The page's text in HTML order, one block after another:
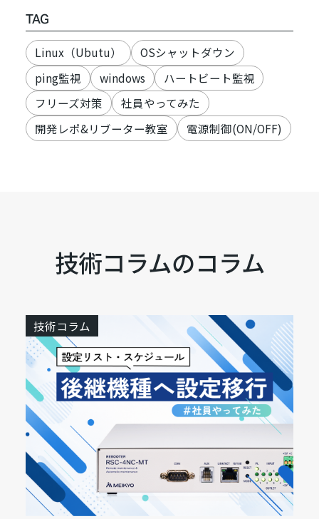
TAG
Linux（Ubutu）
OSシャットダウン
ping監視
windows
ハートビート監視
フリーズ対策
社員やってみた
開発レポ&リブーター教室
電源制御(ON/OFF)
技術コラムのコラム
技術コラム